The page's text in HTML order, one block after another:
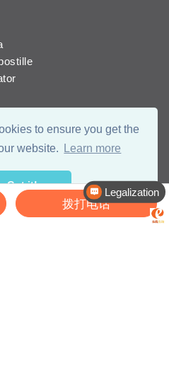
to ensure you get the
website.
Learn more
Got it!
Legalization
拨打电话